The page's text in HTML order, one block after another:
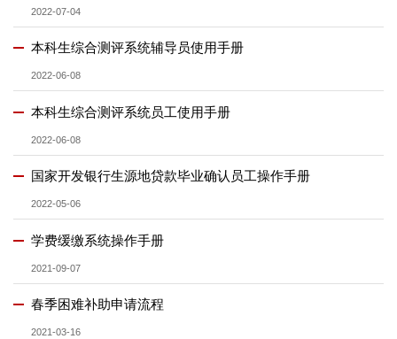
2022-07-04
本科生综合测评系统辅导员使用手册
2022-06-08
本科生综合测评系统员工使用手册
2022-06-08
国家开发银行生源地贷款毕业确认员工操作手册
2022-05-06
​学费缓缴系统操作手册
2021-09-07
​春季困难补助申请流程
2021-03-16